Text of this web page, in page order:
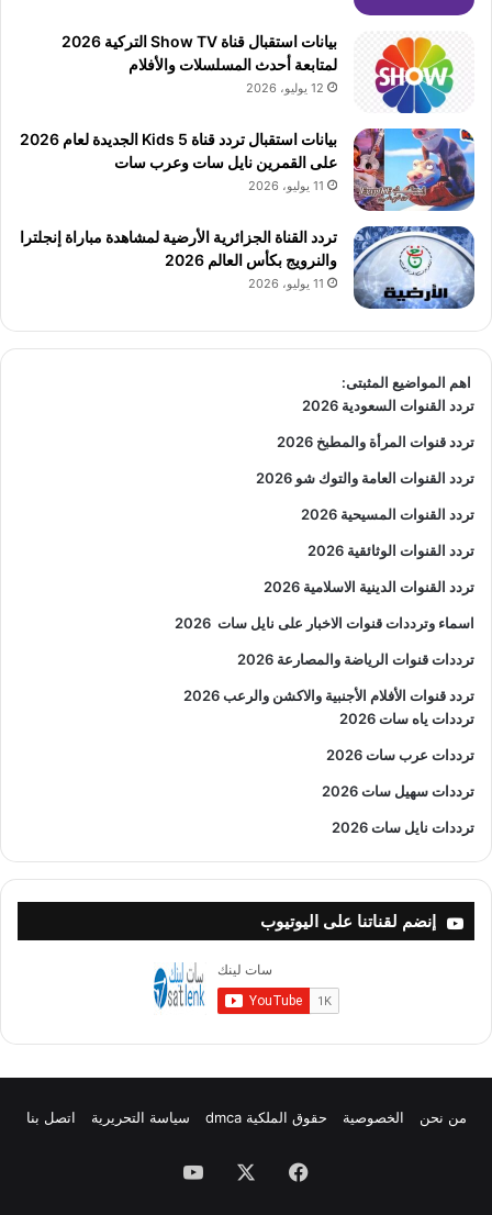
بيانات استقبال قناة Show TV التركية 2026
لمتابعة أحدث المسلسلات والأفلام
12 يوليو، 2026
بيانات استقبال تردد قناة 5 Kids الجديدة لعام 2026
على القمرين نايل سات وعرب سات
11 يوليو، 2026
تردد القناة الجزائرية الأرضية لمشاهدة مباراة إنجلترا
والنرويج بكأس العالم 2026
11 يوليو، 2026
اهم المواضيع المثبتى:
تردد القنوات السعودية 2026
تردد قنوات المرأة والمطبخ 2026
تردد القنوات العامة والتوك شو 2026
تردد القنوات المسيحية 2026
تردد القنوات الوثائقية 2026
تردد القنوات الدينية الاسلامية 2026
اسماء وترددات قنوات الاخبار على نايل سات 2026
ترددات قنوات الرياضة والمصارعة 2026
تردد قنوات الأفلام الأجنبية والاكشن والرعب2026
ترددات ياه سات 2026
ترددات عرب سات 2026
ترددات سهيل سات 2026
ترددات نايل سات 2026
إنضم لقناتنا على اليوتيوب
من نحن الخصوصية حقوق الملكية dmca سياسة التحريرية اتصل بنا
فيسبوك